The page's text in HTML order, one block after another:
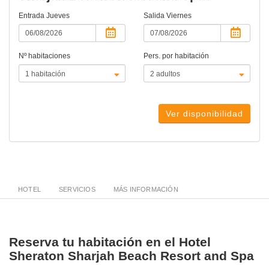
Entrada Jueves Salida Viernes
Nº habitaciones Pers. por habitación
Ver disponibilidad
HOTEL SERVICIOS MÁS INFORMACIÓN
Reserva tu habitación en el Hotel
Sheraton Sharjah Beach Resort and Spa